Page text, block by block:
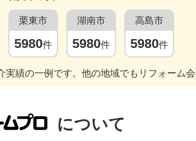
栗東市
5980件
湖南市
5980件
高島市
5980件
績の一例です。他の地域でもリフォーム会
について